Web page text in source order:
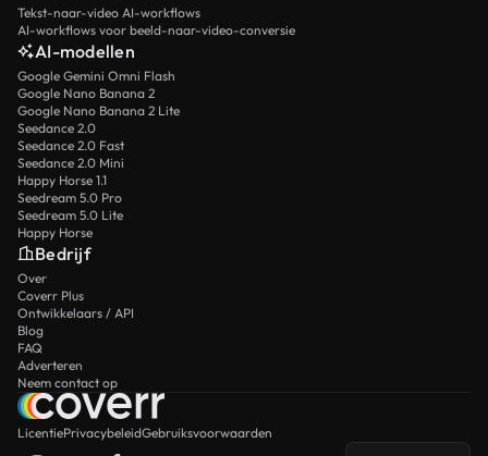
Tekst-naar-video AI-workflows
AI-workflows voor beeld-naar-video-conversie
AI-modellen
Google Gemini Omni Flash
Google Nano Banana 2
Google Nano Banana 2 Lite
Seedance 2.0
Seedance 2.0 Fast
Seedance 2.0 Mini
Happy Horse 1.1
Seedream 5.0 Pro
Seedream 5.0 Lite
Happy Horse
Bedrijf
Over
Coverr Plus
Ontwikkelaars / API
Blog
FAQ
Adverteren
Neem contact op
LicentiePrivacybeleidGebruiksvoorwaarden